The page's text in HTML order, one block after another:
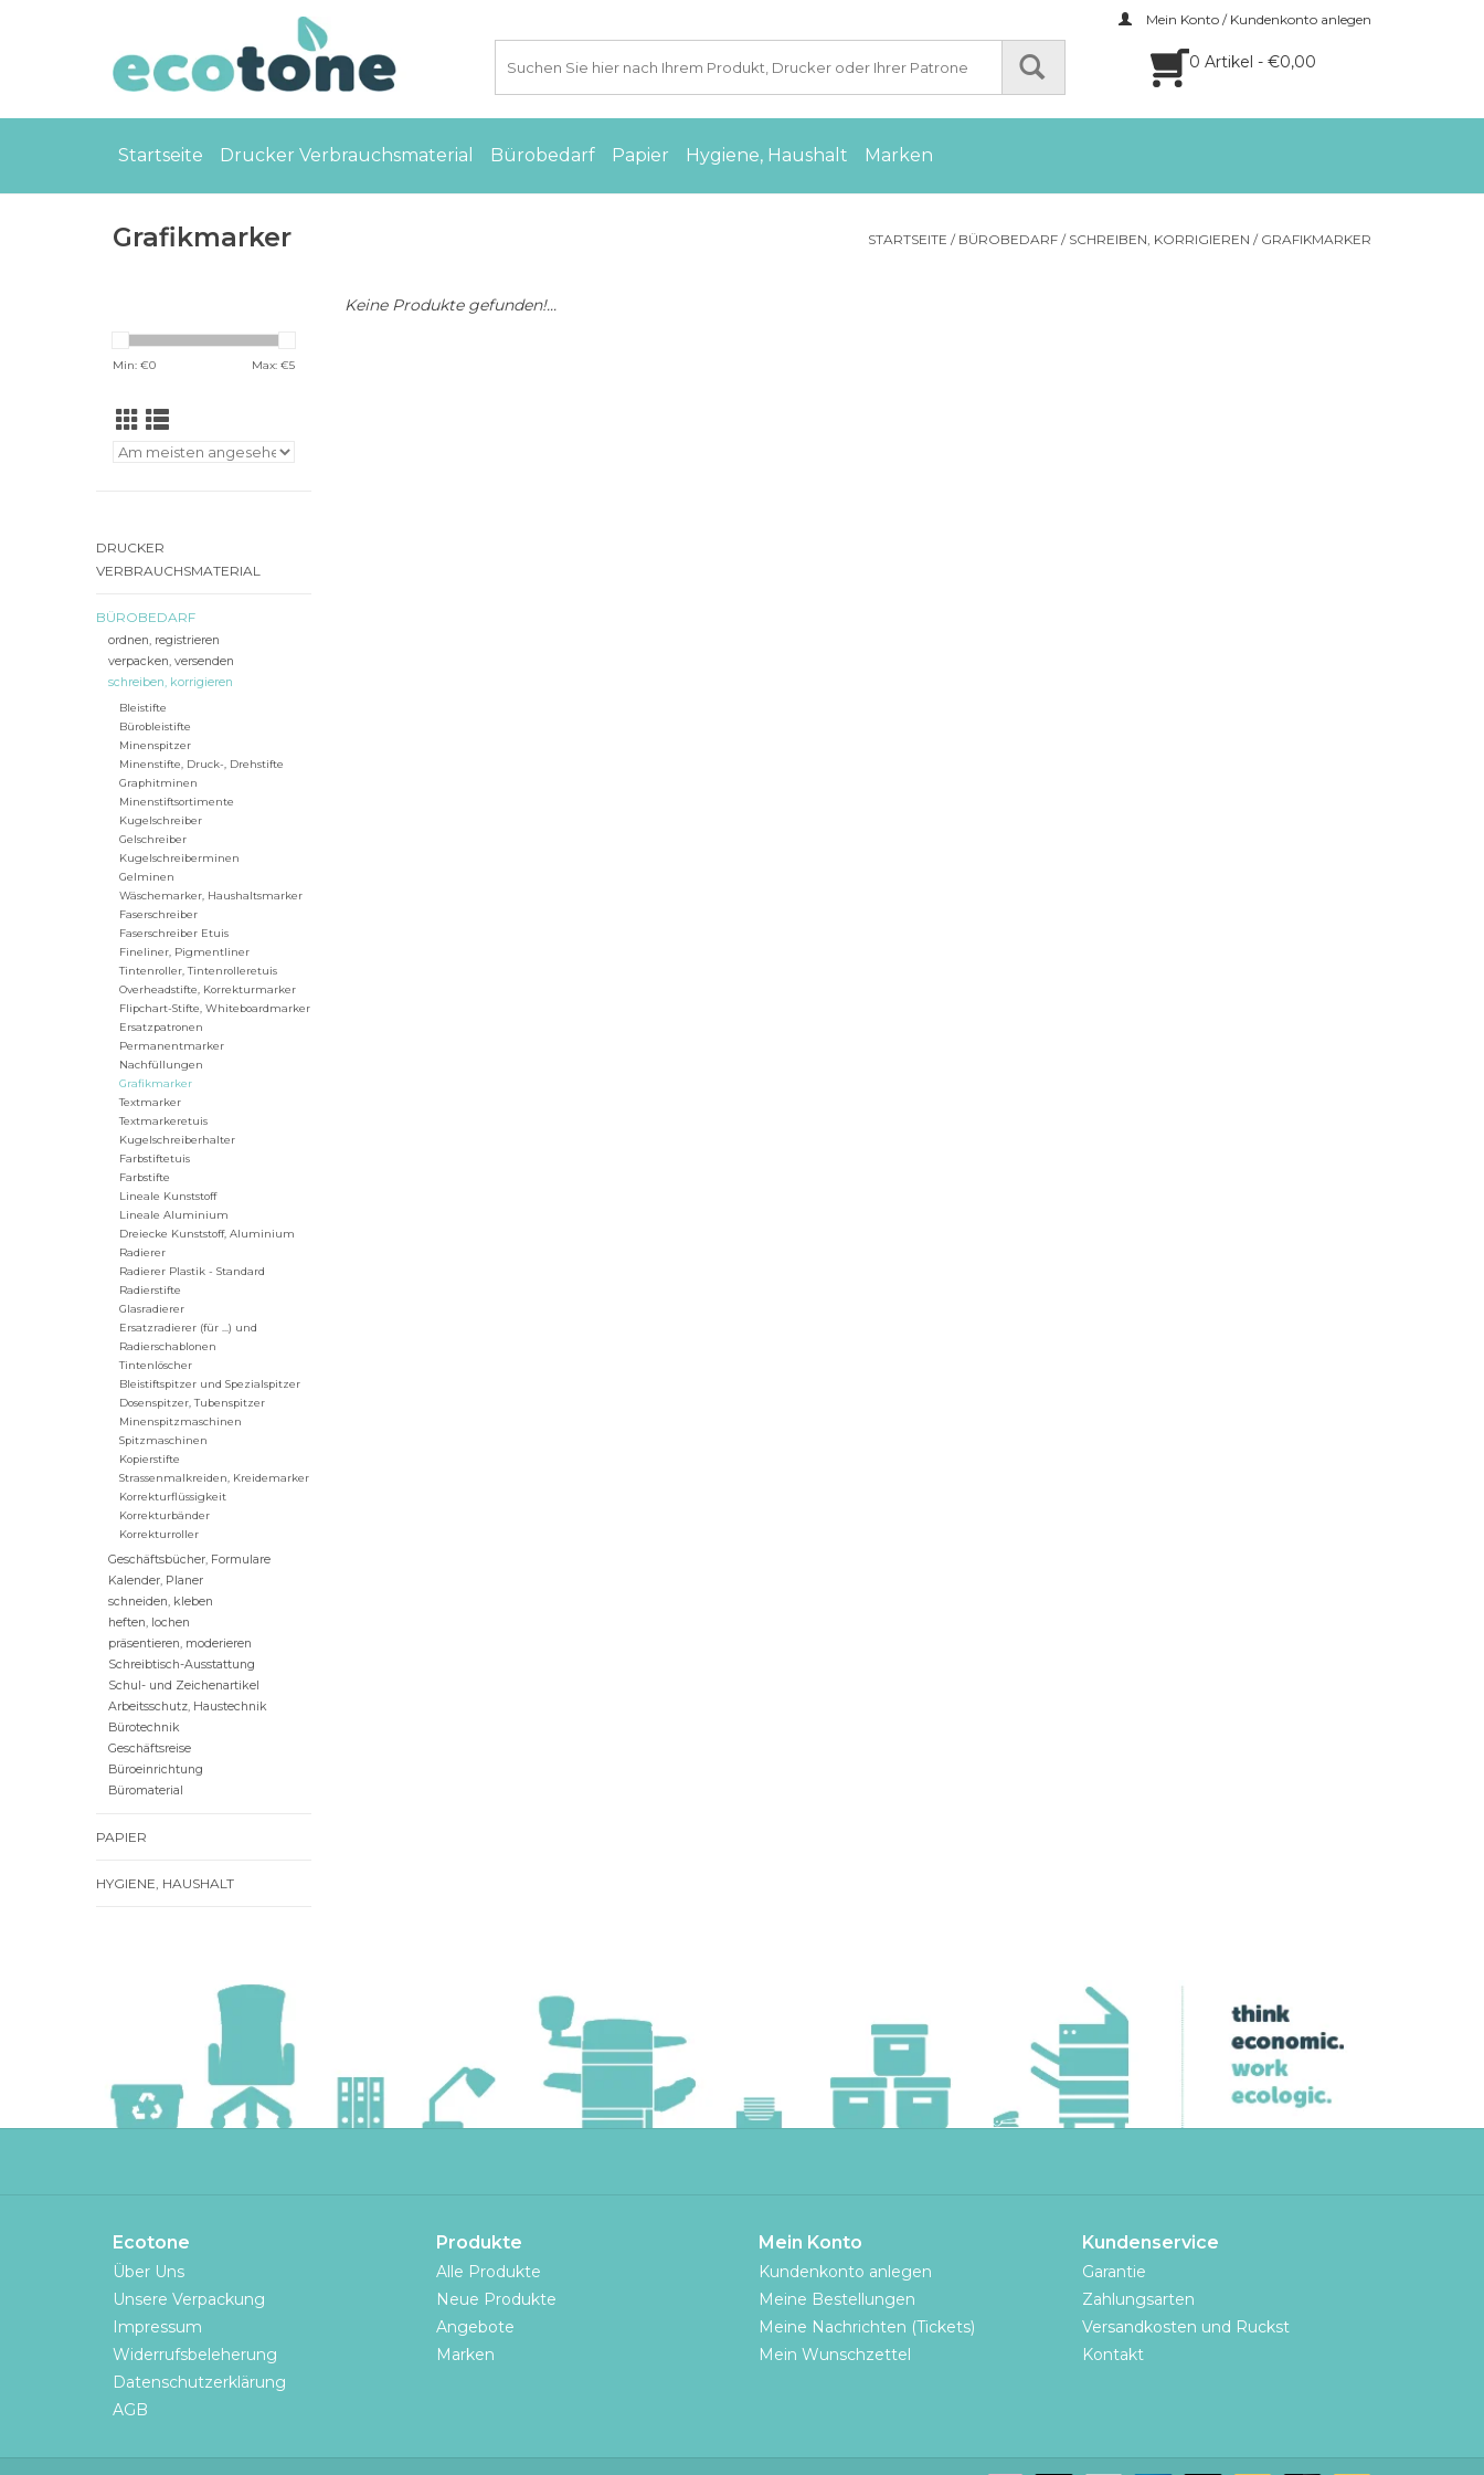
Mein Konto / Kundenkonto anlegen
0 Artikel - €0,00
Startseite Drucker Verbrauchsmaterial Bürobedarf Papier Hygiene, Haushalt Marken
Grafikmarker STARTSEITE / BÜROBEDARF / SCHREIBEN, KORRIGIEREN / GRAFIKMARKER
Min: €0 Max: €5
DRUCKER
VERBRAUCHSMATERIAL
BÜROBEDARF
ordnen, registrieren
verpacken, versenden
schreiben, korrigieren
Bleistifte
Bürobleistifte
Minenspitzer
Minenstifte, Druck-, Drehstifte
Graphitminen
Minenstiftsortimente
Kugelschreiber
Gelschreiber
Kugelschreiberminen
Gelminen
Wäschemarker, Haushaltsmarker
Faserschreiber
Faserschreiber Etuis
Fineliner, Pigmentliner
Tintenroller, Tintenrolleretuis
Overheadstifte, Korrekturmarker
Flipchart-Stifte, Whiteboardmarker
Ersatzpatronen
Permanentmarker
Nachfüllungen
Grafikmarker
Textmarker
Textmarkeretuis
Kugelschreiberhalter
Farbstiftetuis
Farbstifte
Lineale Kunststoff
Lineale Aluminium
Dreiecke Kunststoff, Aluminium
Radierer
Radierer Plastik - Standard
Radierstifte
Glasradierer
Ersatzradierer (für ...) und
Radierschablonen
Tintenlöscher
Bleistiftspitzer und Spezialspitzer
Dosenspitzer, Tubenspitzer
Minenspitzmaschinen
Spitzmaschinen
Kopierstifte
Strassenmalkreiden, Kreidemarker
Korrekturflüssigkeit
Korrekturbänder
Korrekturroller
Geschäftsbücher, Formulare
Kalender, Planer
schneiden, kleben
heften, lochen
präsentieren, moderieren
Schreibtisch-Ausstattung
Schul- und Zeichenartikel
Arbeitsschutz, Haustechnik
Bürotechnik
Geschäftsreise
Büroeinrichtung
Büromaterial
PAPIER
HYGIENE, HAUSHALT
Keine Produkte gefunden!...
Ecotone
Über Uns
Unsere Verpackung
Impressum
Widerrufsbeleherung
Datenschutzerklärung
AGB
Produkte
Alle Produkte
Neue Produkte
Angebote
Marken
Mein Konto
Kundenkonto anlegen
Meine Bestellungen
Meine Nachrichten (Tickets)
Mein Wunschzettel
Kundenservice
Garantie
Zahlungsarten
Versandkosten und Ruckst
Kontakt